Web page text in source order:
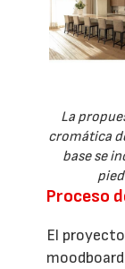
La
cromática
base se
Proceso
El